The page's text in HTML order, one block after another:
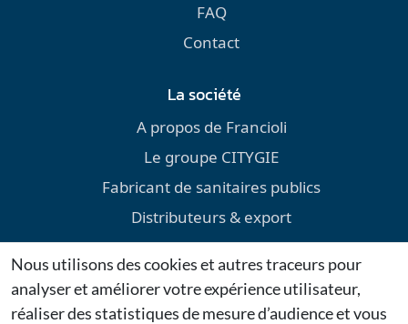
FAQ
Contact
La société
A propos de Francioli
Le groupe CITYGIE
Fabricant de sanitaires publics
Distributeurs & export
Environnement
Téléchargements
Mentions légales
Nous utilisons des cookies et autres traceurs pour
analyser et améliorer votre expérience utilisateur,
réaliser des statistiques de mesure d’audience et vous